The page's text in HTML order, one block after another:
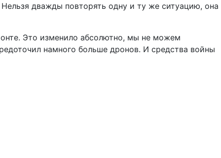
дважды повторять одну и ту же ситуацию, она
Это изменило абсолютно, мы не можем
намного больше дронов. И средства войны